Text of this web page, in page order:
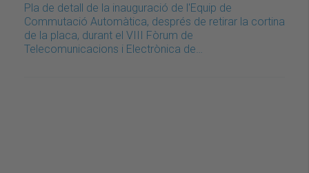
Pla de detall de la inauguració de l'Equip de
Commutació Automàtica, després de retirar la cortina
de la placa, durant el VIII Fòrum de
Telecomunicacions i Electrònica de…